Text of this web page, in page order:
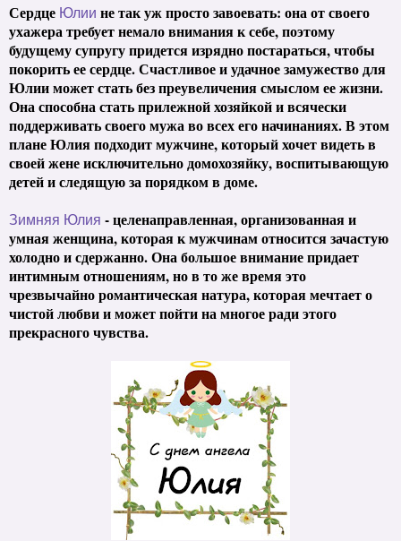
Сердце Юлии не так уж просто завоевать: она от своего
ухажера требует немало внимания к себе, поэтому
будущему супругу придется изрядно постараться, чтобы
покорить ее сердце. Счастливое и удачное замужество для
Юлии может стать без преувеличения смыслом ее жизни.
Она способна стать прилежной хозяйкой и всячески
поддерживать своего мужа во всех его начинаниях. В этом
плане Юлия подходит мужчине, который хочет видеть в
своей жене исключительно домохозяйку, воспитывающую
детей и следящую за порядком в доме.
Зимняя Юлия - целенаправленная, организованная и
умная женщина, которая к мужчинам относится зачастую
холодно и сдержанно. Она большое внимание придает
интимным отношениям, но в то же время это
чрезвычайно романтическая натура, которая мечтает о
чистой любви и может пойти на многое ради этого
прекрасного чувства.